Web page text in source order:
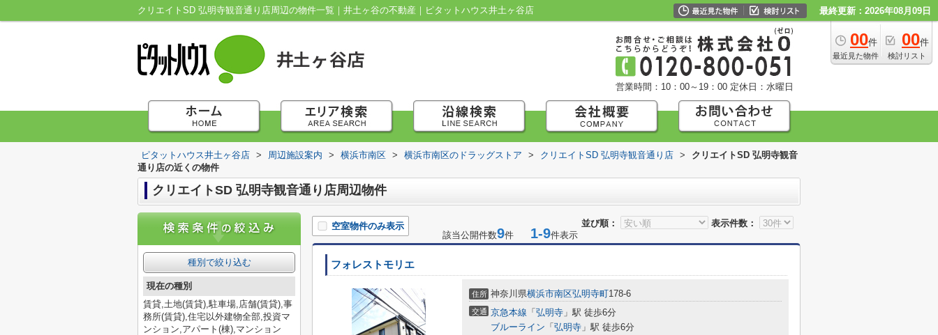
クリエイトSD 弘明寺観音通り店周辺の物件一覧｜井土ヶ谷の不動産｜ピタットハウス井土ヶ谷店 最終更新：2026年08月09日
00件
最近見た物件
00件
検討リスト
営業時間：10：00～19：00 定休日：水曜日
ピタットハウス井土ヶ谷店 > 周辺施設案内 > 横浜市南区 > 横浜市南区のドラッグストア > クリエイトSD 弘明寺観音通り店 >
クリエイトSD 弘明寺観音
通り店の近くの物件
クリエイトSD 弘明寺観音通り店周辺物件
並び順： 表示件数：
空室物件のみ表示
該当公開件数9件 1-9件表示
フォレストモリエ
住所 神奈川県横浜市南区弘明寺町178-6
交通 京急本線 「 弘明寺 」駅 徒歩6分
ブルーライン 「 弘明寺 」駅 徒歩6分
種別で絞り込む
現在の種別
賃貸,土地(賃貸),駐車場,店舗(賃貸),事
務所(賃貸),住宅以外建物全部,投資マ
ンション,アパート(棟),マンション